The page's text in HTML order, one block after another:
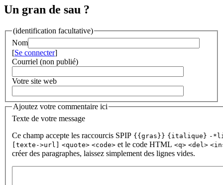
Un gran de sau ?
(identification facultative)
Nom
[Se connecter]
Courriel (non publié)
Votre site web
Ajoutez votre commentaire ici
Texte de votre message
Ce champ accepte les raccourcis SPIP {{gras}} {italique} -
[texte->url] <quote> <code> et le code HTML <q> <del>
créer des paragraphes, laissez simplement des lignes vides.